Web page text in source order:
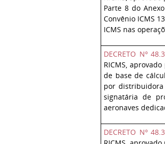
Parte 8 do
Convênio ICMS
ICMS nas
DECRETO Nº
RICMS,
de base de
por
signatária de
aeronaves
DECRETO Nº